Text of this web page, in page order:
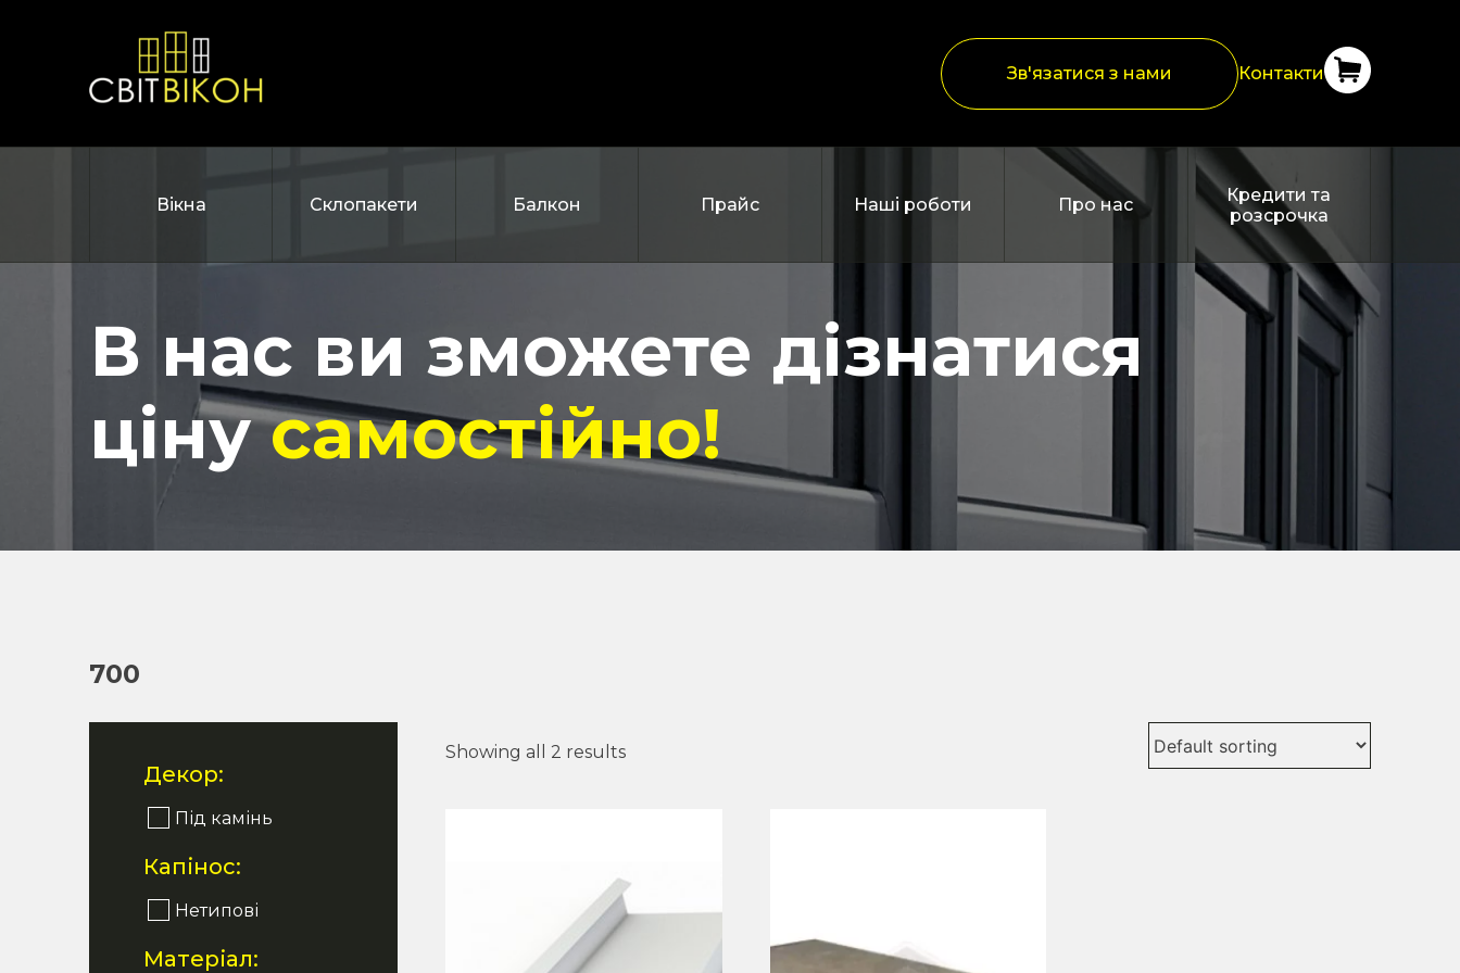
Зв'язатися з нами Контакти
Вікна Склопакети Балкон Прайс Наші роботи Про нас
Кредити та
розсрочка
В нас ви зможете дізнатися
цінусамостійно!
700
Декор:
Під камінь
Капінос:
Нетипові
Матеріал:
Showing all 2 results